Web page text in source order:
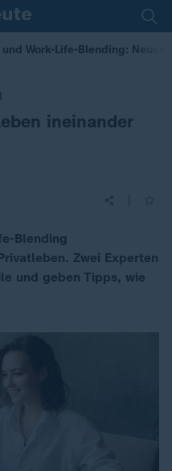
und Work-Life-Blending:
ineinander
Blending
Zwei Experten
und geben Tipps, wie